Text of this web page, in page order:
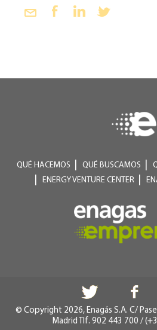
QUÉ HACEMOS QUÉ BUSCAMOS
ENERGY VENTURE CENTER
© Copyright 2026, Enagás S.A. C/
Madrid Tlf. 902 443 700 /